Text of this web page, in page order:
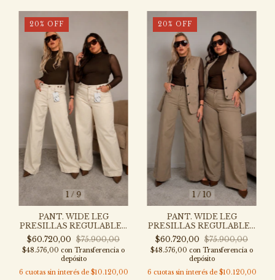
1 / 9
20% OFF
PANT. WIDE LEG
PRESILLAS REGULABLES
NATURAL - P319N-47
$60.720,00 $75.900,00
$48.576,00 con Transferencia o
depósito
6 cuotas sin interés de $10.120,00
1/ 10
20% OFF
PANT. WIDE LEG
PRESILLAS REGULABLES
BEIGE - P319B-47
$60.720,00 $75.900,00
$48.576,00 con Transferencia o
depósito
6 cuotas sin interés de $10.120,00